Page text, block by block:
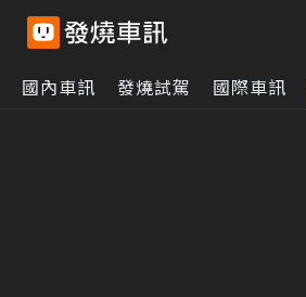
國內車訊 發燒試駕 國際車訊